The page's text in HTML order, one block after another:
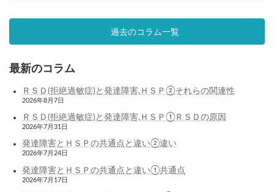
過去のコラム一覧
最新のコラム
ＲＳＤ(拒絶過敏症)と発達障害,ＨＳＰ②それらの関連性
2026年8月7日
ＲＳＤ(拒絶過敏症)と発達障害,ＨＳＰ①ＲＳＤの原因
2026年7月31日
発達障害とＨＳＰの共通点と違い②違い
2026年7月24日
発達障害とＨＳＰの共通点と違い①共通点
2026年7月17日